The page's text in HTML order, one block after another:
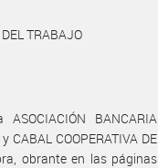
TRABAJO
BANCARIA
CABAL COOPERATIVA DE
obrante en las páginas